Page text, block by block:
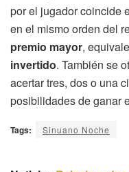
por el jugador coincide
en el mismo orden del
premio mayor,
invertido. También se
acertar tres, dos o una
posibilidades de ganar
Tags: Sinuano Noche